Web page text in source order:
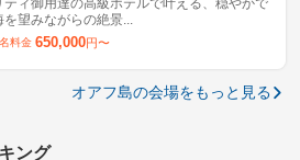
ティ御用達の高級ホテルで叶える、穏やかで
を望みながらの絶景...
料金 650,000円〜
オアフ島の会場をもっと見る
ング